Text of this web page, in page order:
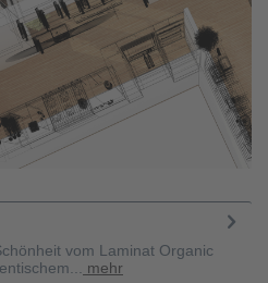
vom Laminat Organic
mehr